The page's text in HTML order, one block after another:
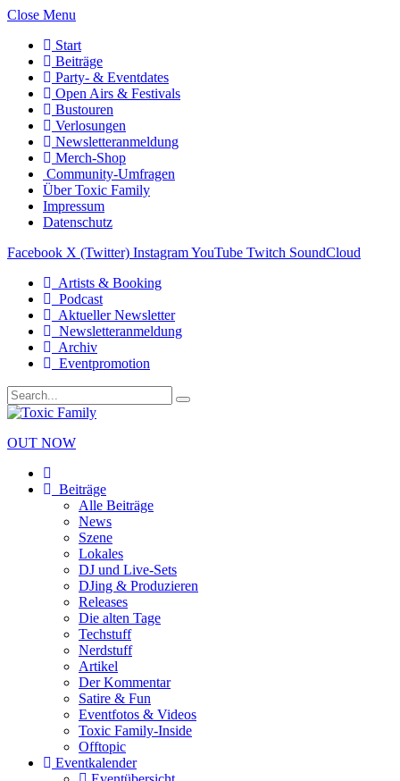
Close Menu
Start
Beiträge
Party- & Eventdates
Open Airs & Festivals
Bustouren
Verlosungen
Newsletteranmeldung
Merch-Shop
Community-Umfragen
Über Toxic Family
Impressum
Datenschutz
Facebook X (Twitter) InstagramYouTube Twitch SoundCloud
Artists & Booking
Podcast
Aktueller Newsletter
Newsletteranmeldung
Archiv
Eventpromotion
OUT NOW
Beiträge
Alle Beiträge
News
Szene
Lokales
DJ und Live-Sets
DJing & Produzieren
Releases
Die alten Tage
Techstuff
Nerdstuff
Artikel
Der Kommentar
Satire & Fun
Eventfotos & Videos
Toxic Family-Inside
Offtopic
Eventkalender